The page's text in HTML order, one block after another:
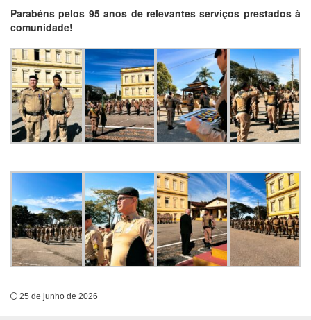
Parabéns pelos 95 anos de relevantes serviços prestados à
comunidade!
25 de junho de 2026